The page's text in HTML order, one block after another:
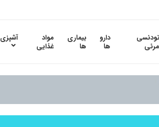
دارو
ها
بیماری
ها
مواد
غذایی
آشپزی